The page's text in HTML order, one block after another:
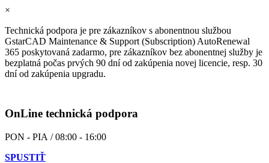
×
Technická podpora je pre zákazníkov s abonentnou službou
GstarCAD Maintenance & Support (Subscription) AutoRenewal
365 poskytovaná zadarmo, pre zákazníkov bez abonentnej služby je
bezplatná počas prvých 90 dní od zakúpenia novej licencie, resp. 30
dní od zakúpenia upgradu.
OnLine technická podpora
PON - PIA / 08:00 - 16:00
SPUSTIŤ